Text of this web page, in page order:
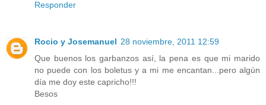
Responder
Rocio y Josemanuel 28 noviembre, 2011 12:59
Que buenos los garbanzos así, la pena es que mi marido
no puede con los boletus y a mi me encantan...pero algún
día me doy este capricho!!!
Besos